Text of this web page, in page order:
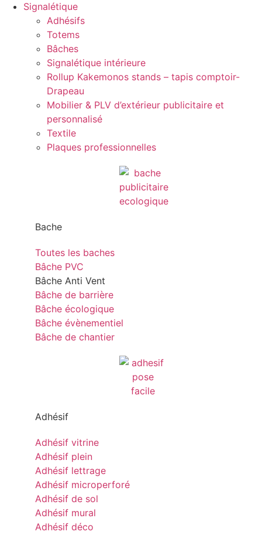
Signalétique
Adhésifs
Totems
Bâches
Signalétique intérieure
Rollup Kakemonos stands – tapis comptoir-
Drapeau
Mobilier & PLV d’extérieur publicitaire et
personnalisé
Textile
Plaques professionnelles
Bache
Toutes les baches
Bâche PVC
Bâche Anti Vent
Bâche de barrière
Bâche écologique
Bâche évènementiel
Bâche de chantier
Adhésif
Adhésif vitrine
Adhésif plein
Adhésif lettrage
Adhésif microperforé
Adhésif de sol
Adhésif mural
Adhésif déco